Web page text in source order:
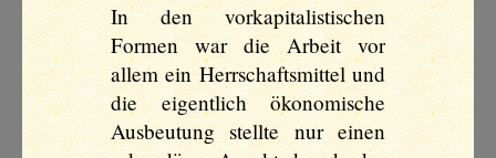
In den vorkapitalistischen
Formen war die Arbeit vor
allem ein Herrschaftsmittel und
die eigentlich ökonomische
Ausbeutung stellte nur einen